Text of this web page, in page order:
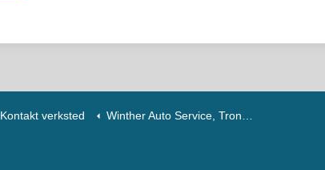
Kontakt verksted Winther Auto Service, Trondheim